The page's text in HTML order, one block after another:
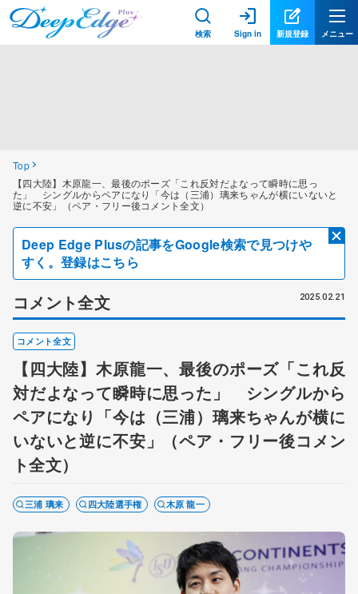
検索 Sign in 新規登録 メニュー
Top
【四大陸】木原龍一、最後のポーズ「これ反対だよなって瞬時に思っ
た」 シングルからペアになり「今は（三浦）璃来ちゃんが横にいないと
逆に不安」（ペア・フリー後コメント全文）
Deep Edge Plusの記事をGoogle検索で見つけや
すく。登録はこちら
コメント全文 2025.02.21
コメント全文
【四大陸】木原龍一、最後のポーズ「これ反
対だよなって瞬時に思った」 シングルから
ペアになり「今は（三浦）璃来ちゃんが横に
いないと逆に不安」（ペア・フリー後コメン
ト全文）
三浦 璃来 四大陸選手権 木原 龍一